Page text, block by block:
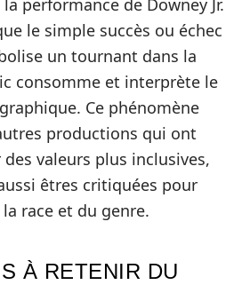
la performance de Downey Jr.
le simple succès ou échec
un tournant dans la
consomme et interprète le
Ce phénomène
productions qui ont
valeurs plus inclusives,
êtres critiquées pour
race et du genre.
À RETENIR DU